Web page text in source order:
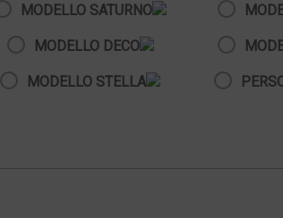
MODELLO SATURNO
MODELLO DECO
MODELLO STELLA